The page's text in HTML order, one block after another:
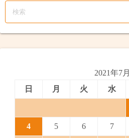
2021年7月
日
月 火 水
4 5 6 7